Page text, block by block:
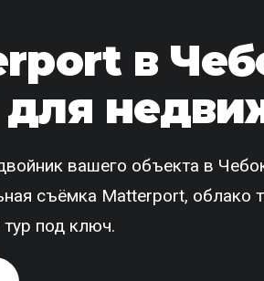
в
вашего объекта в
съёмка Matterport, облако
тур под ключ.